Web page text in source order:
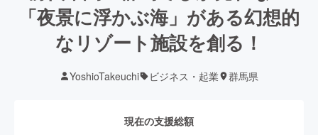
「夜景に浮かぶ海」がある幻想的
なリゾート施設を創る！
YoshioTakeuchi ビジネス・起業 群馬県
現在の支援総額